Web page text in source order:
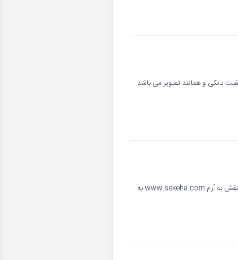
بانکی و همانند تصویر می باشد.
این مدال دارای کیفیت بی نهایت عالی و همانند تصویر میباشد. مدال در کاور منقش به آرم www.sekeha.com به